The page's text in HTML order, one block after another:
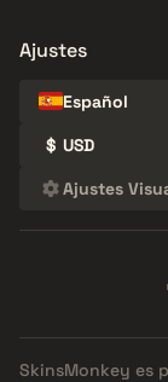
Ajustes
Español
$ USD
Ajustes
SkinsMonkey es